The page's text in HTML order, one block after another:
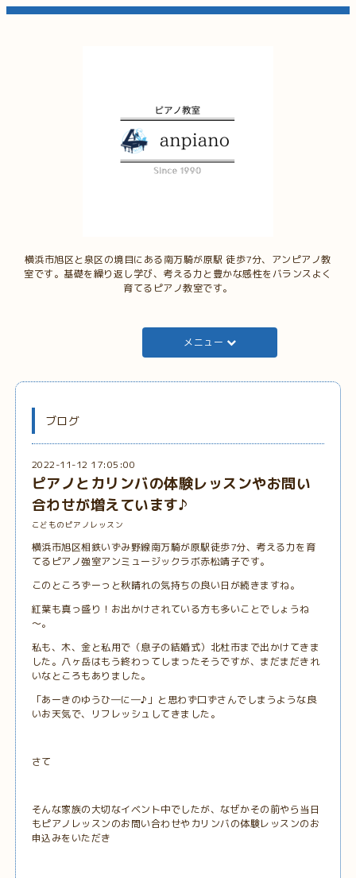
横浜市旭区と泉区の境目にある南万騎が原駅 徒歩7分、アンピアノ教
室です。基礎を繰り返し学び、考える力と豊かな感性をバランスよく
育てるピアノ教室です。
メニュー
ブログ
2022-11-12 17:05:00
ピアノとカリンバの体験レッスンやお問い
合わせが増えています♪
こどものピアノレッスン
横浜市旭区相鉄いずみ野線南万騎が原駅徒歩7分、考える力を育
てるピアノ強室アンミュージックラボ赤松靖子です。
このところずーっと秋晴れの気持ちの良い日が続きますね。
紅葉も真っ盛り！お出かけされている方も多いことでしょうね
～。
私も、木、金と私用で（息子の結婚式）北杜市まで出かけてきま
した。八ヶ岳はもう終わってしまったそうですが、まだまだきれ
いなところもありました。
「あーきのゆうひ―に―♪」と思わず口ずさんでしまうような良
いお天気で、リフレッシュしてきました。
さて
そんな家族の大切なイベント中でしたが、なぜかその前やら当日
もピアノレッスンのお問い合わせやカリンバの体験レッスンのお
申込みをいただき